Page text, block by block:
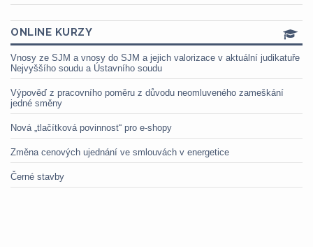
ONLINE KURZY
Vnosy ze SJM a vnosy do SJM a jejich valorizace v aktuální judikatuře
Nejvyššího soudu a Ústavního soudu
Výpověď z pracovního poměru z důvodu neomluveného zameškání
jedné směny
Nová „tlačítková povinnost“ pro e-shopy
Změna cenových ujednání ve smlouvách v energetice
Černé stavby